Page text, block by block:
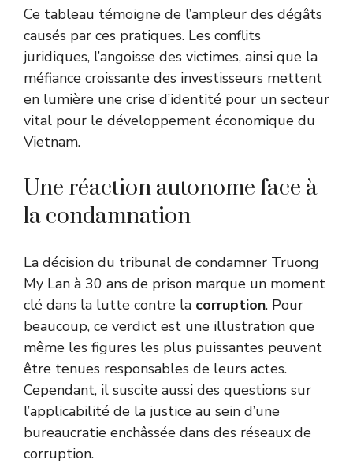
Ce tableau témoigne de l’ampleur des dégâts
causés par ces pratiques. Les conflits
juridiques, l’angoisse des victimes, ainsi que la
méfiance croissante des investisseurs mettent
en lumière une crise d’identité pour un secteur
vital pour le développement économique du
Vietnam.
Une réaction autonome face à
la condamnation
La décision du tribunal de condamner Truong
My Lan à 30 ans de prison marque un moment
clé dans la lutte contre la corruption. Pour
beaucoup, ce verdict est une illustration que
même les figures les plus puissantes peuvent
être tenues responsables de leurs actes.
Cependant, il suscite aussi des questions sur
l’applicabilité de la justice au sein d’une
bureaucratie enchâssée dans des réseaux de
corruption.